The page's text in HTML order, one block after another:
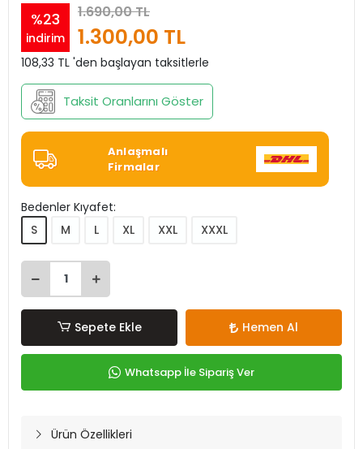
%23
indirim
1.690,00 TL
1.300,00 TL
108,33 TL 'den başlayan taksitlerle
Taksit Oranlarını Göster
Anlaşmalı
Firmalar
Bedenler Kıyafet:
S
M L XL XXL XXXL
Sepete Ekle Hemen Al
Whatsapp İle Sipariş Ver
Ürün Özellikleri